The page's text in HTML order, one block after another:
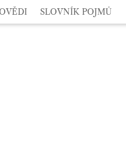
SLOVNÍK POJMŮ